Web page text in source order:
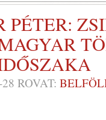
PÉTER:
ROVAT: